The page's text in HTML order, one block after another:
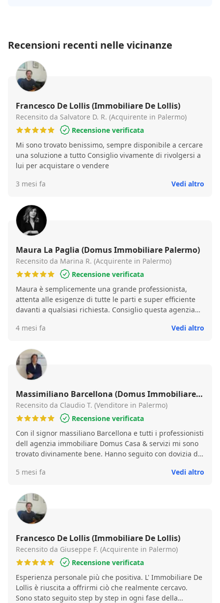
Recensioni recenti nelle vicinanze
Francesco De Lollis (Immobiliare De Lollis)
Recensito da Salvatore D. R. (Acquirente in Palermo)
Recensione verificata
Mi sono trovato benissimo, sempre disponibile a cercare
una soluzione a tutto Consiglio vivamente di rivolgersi a
lui per acquistare o vendere
3 mesi fa
Vedi altro
Maura La Paglia (Domus Immobiliare Palermo)
Recensito da Marina R. (Acquirente in Palermo)
Recensione verificata
Maura è semplicemente una grande professionista,
attenta alle esigenze di tutte le parti e super efficiente
davanti a qualsiasi richiesta. Consiglio questa agenzia
la casa dei miei sogni facilitandomi sotto ogni
umanamente che professionalmente sono davvero rare,
vi potete affidare a lei con massima tranquillità. Grazie
ancora ♡
4 mesi fa Vedi altro
Massimiliano Barcellona (Domus Immobiliare
Palermo)
Recensito da Claudio T. (Venditore in Palermo)
Recensione verificata
Con il signor massiliano Barcellona e tutti i professionisti
dell agenzia immobiliare Domus Casa & servizi mi sono
trovato divinamente bene. Hanno seguito con dovizia di
vendere l'immobile a un prezzo maggiore rispetto a
Barcellona un vero professionista della compra vendita
in quanto é riuscito sin da subito a dimostare empatia e
capire le mie richieste. É riuscito a farmi vedere una
casa in tempi brevissimi e a un prezzo eccezionale
,permettendomi di realizzare molti progetti. Sono molto
grato e mi serviró solo da lui (Domus Casa&servizi) e lo
consiglio a chiunque debba vendere e comprare case.
Solo tre parole PROFESSIONALITÀ-VERITÀ-CURA DEL
CLIENTE . CONSIGLIATISSIMO ,NUMERO UNO, UNA
GARANZIA .
5 mesi fa Vedi altro
Francesco De Lollis (Immobiliare De Lollis)
Recensito da Giuseppe F. (Acquirente in Palermo)
Recensione verificata
Esperienza personale più che positiva. L' Immobiliare De
Lollis è riuscita a offrirmi ciò che realmente cercavo.
Sono stato seguito step by step in ogni fase della